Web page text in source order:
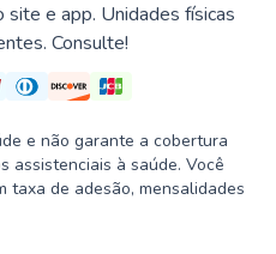
site e app. Unidades físicas
Consulte!
e não garante a cobertura
assistenciais à saúde. Você
taxa de adesão, mensalidades